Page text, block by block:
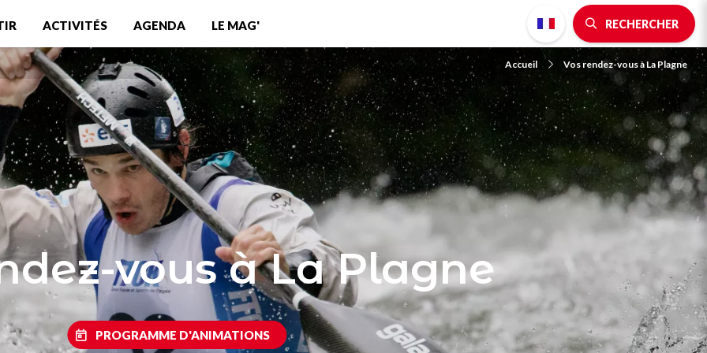
ACTIVITÉS AGENDA LE MAG' RECHERCHER
Accueil Vos rendez-vous à La Plagne
vous à La Plagne
PROGRAMME D'ANIMATIONS